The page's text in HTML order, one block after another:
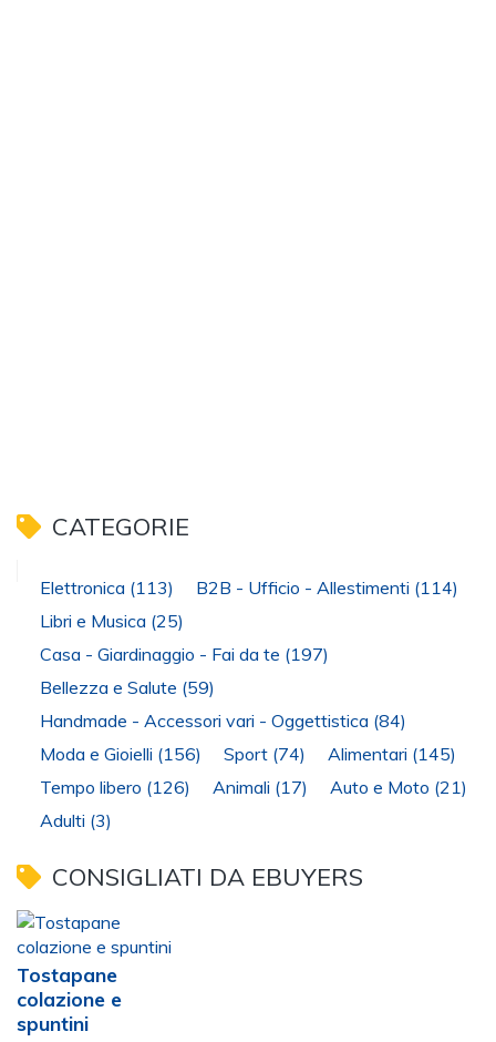
CATEGORIE
Elettronica (113) B2B - Ufficio - Allestimenti (114)
Libri e Musica (25)
Casa - Giardinaggio - Fai da te (197)
Bellezza e Salute (59)
Handmade - Accessori vari - Oggettistica (84)
Moda e Gioielli (156) Sport (74) Alimentari (145)
Tempo libero (126) Animali (17) Auto e Moto (21)
Adulti (3)
CONSIGLIATI DA EBUYERS
Tostapane
colazione e
spuntini